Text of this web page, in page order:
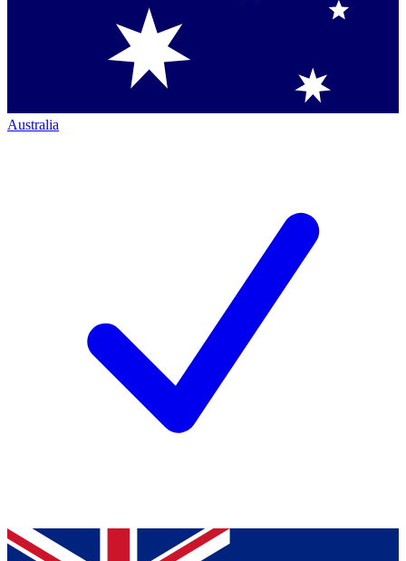
Australia